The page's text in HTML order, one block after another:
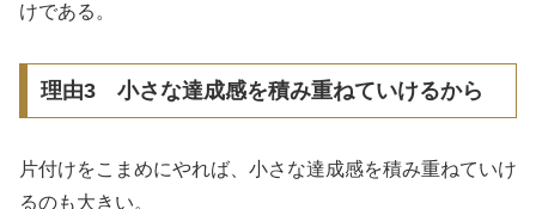
けである。
理由3 小さな達成感を積み重ねていけるから
片付けをこまめにやれば、小さな達成感を積み重ねていけ
るのも大きい。